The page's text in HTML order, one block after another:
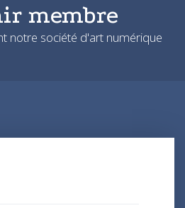
membre
notre société d'art numérique